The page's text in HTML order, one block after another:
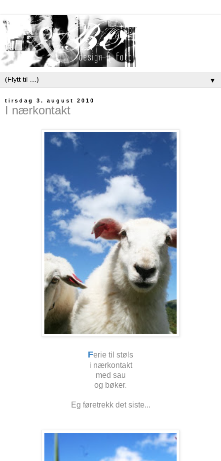
▼
tirsdag 3. august 2010
I nærkontakt
Ferie til støls
i nærkontakt
med sau
og bøker.
Eg føretrekk det siste...